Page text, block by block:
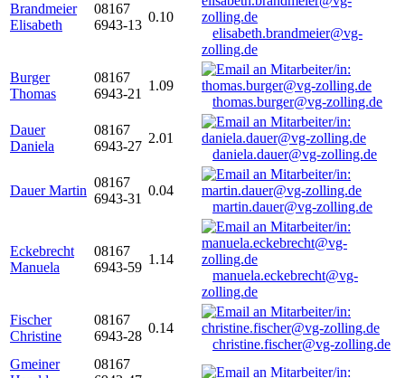
Brandmeier
Elisabeth
08167
6943-13
0.10
elisabeth.brandmeier@vg-
zolling.de
Burger
Thomas
08167
6943-21
1.09
thomas.burger@vg-zolling.de
Dauer
Daniela
08167
6943-27
2.01
daniela.dauer@vg-zolling.de
Dauer Martin
08167
6943-31
0.04
martin.dauer@vg-zolling.de
Eckebrecht
Manuela
08167
6943-59
1.14
manuela.eckebrecht@vg-
zolling.de
Fischer
Christine
08167
6943-28
0.14
christine.fischer@vg-zolling.de
Gmeiner
08167